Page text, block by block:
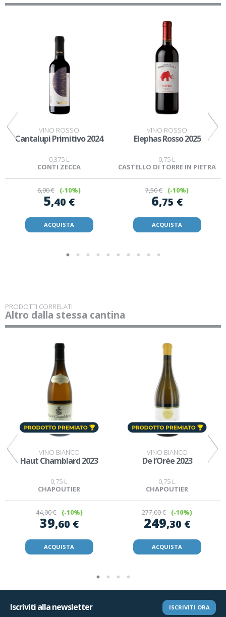
VINO ROSSO
Cantalupi Primitivo 2024
0,375 L
CONTI ZECCA
6,00 € (-10%)
5,40 €
ACQUISTA
VINO ROSSO
Elephas Rosso 2025
0,75 L
CASTELLO DI TORRE IN PIETRA
7,50 € (-10%)
6,75 €
ACQUISTA
PRODOTTI CORRELATI
Altro dalla stessa cantina
VINO BIANCO
Haut Chamblard 2023
0,75 L
CHAPOUTIER
44,00 € (-10%)
39,60 €
ACQUISTA
VINO BIANCO
De l’Orée 2023
0,75 L
CHAPOUTIER
277,00 € (-10%)
249,30 €
ACQUISTA
Iscriviti alla newsletter ISCRIVITI ORA